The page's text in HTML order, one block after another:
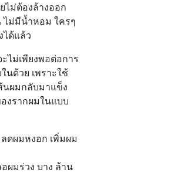
ไม่ต้องล้างออก
ม่มีน้ำหอม ใครๆ
ได้แล้ว
ไม่เพียงพอต่อการ
นด้วย เพราะใช้
นผมกลับมาแข็ง
งรากผมในแบบ
ดผมหงอก เพิ่มผม
ผมร่วง บาง ล้าน